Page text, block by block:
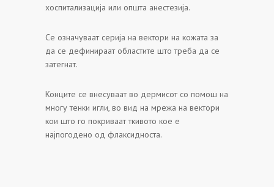
хоспитализација или општа анестезија.
Се означуваат серија на вектори на кожата за
да се дефинираат областите што треба да се
затегнат.
Конците се внесуваат во дермисот со помош на
многу тенки игли, во вид на мрежа на вектори
кои што го покриваат ткивото кое е
најпогодено од флаксидноста.